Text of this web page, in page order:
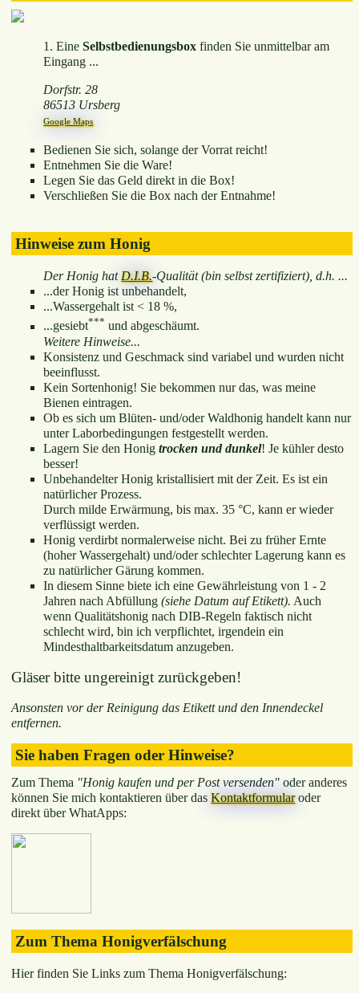
1. EineSelbstbedienungsbox finden Sie unmittelbar am
Eingang ...
Dorfstr. 28
86513 Ursberg
Google Maps
Bedienen Sie sich, solange der Vorrat reicht!
Entnehmen Sie die Ware!
Legen Sie das Geld direkt in die Box!
Verschließen Sie die Box nach der Entnahme!
Hinweise zum Honig
Der Honig hatD.I.B.-Qualität (bin selbst zertifiziert), d.h. ...
...der Honig ist unbehandelt,
...Wassergehalt ist < 18 %,
...gesiebt*** und abgeschäumt.
Weitere Hinweise...
Konsistenz und Geschmack sind variabel und wurden nicht
beeinflusst.
Kein Sortenhonig! Sie bekommen nur das, was meine
Bienen eintragen.
Ob es sich um Blüten- und/oder Waldhonig handelt kann nur
unter Laborbedingungen festgestellt werden.
Lagern Sie den Honigtrocken und dunkel! Je kühler desto
besser!
Unbehandelter Honig kristallisiert mit der Zeit. Es ist ein
natürlicher Prozess.
Durch milde Erwärmung, bis max. 35 °C, kann er wieder
verflüssigt werden.
Honig verdirbt normalerweise nicht. Bei zu früher Ernte
(hoher Wassergehalt) und/oder schlechter Lagerung kann es
zu natürlicher Gärung kommen.
In diesem Sinne biete ich eine Gewährleistung von 1 - 2
Jahren nach Abfüllung(siehe Datum auf Etikett). Auch
wenn Qualitätshonig nach DIB-Regeln faktisch nicht
schlecht wird, bin ich verpflichtet, irgendein ein
Mindesthaltbarkeitsdatum anzugeben.
Gläser bitte ungereinigt zurückgeben!
Ansonsten vor der Reinigung das Etikett und den Innendeckel
entfernen.
Sie haben Fragen oder Hinweise?
Zum Thema "Honig kaufen und per Post versenden" oder anderes
können Sie mich kontaktieren über dasKontaktformularoder
direkt über WhatApps:
Zum Thema Honigverfälschung
Hier finden Sie Links zum Thema Honigverfälschung: